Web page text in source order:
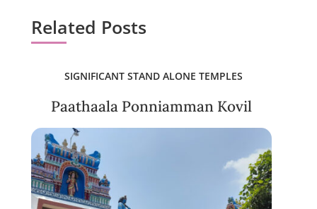
Related Posts
SIGNIFICANT STAND ALONE TEMPLES
Paathaala Ponniamman Kovil